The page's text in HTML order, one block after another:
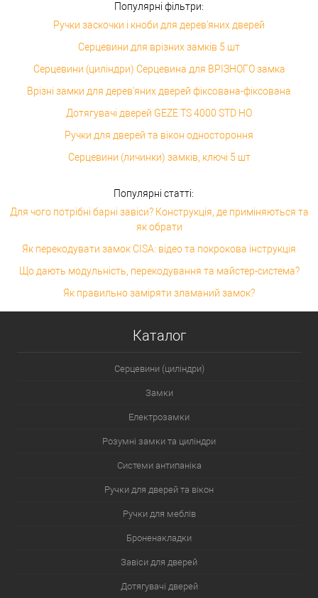
Популярні фільтри:
Ручки заскочки і кноби для дерев'яних дверей
Серцевини для врізних замків 5 шт
Серцевини (циліндри) Серцевина для ВРІЗНОГО замка
Врізні замки для дерев'яних дверей фіксована-фіксована
Дотягувачі дверей GEZE TS 4000 STD HO
Ручки для дверей та вікон одностороння
Серцевини (личинки) замків, ключі 5 шт
Популярні статті:
Для чого потрібні барні завіси? Конструкція, де приміняються та
як обрати
Як перекодувати замок CISA: відео та покрокова інструкція
Що дають модульність, перекодування та майстер-система?
Як правильно заміряти зламаний замок?
Каталог
Серцевини (циліндри)
Замки
Електрозамки
Розумні замки та циліндри
Системи антипаніка
Ручки для дверей та вікон
Ручки для меблів
Броненакладки
Завіси для дверей
Дотягувачі дверей